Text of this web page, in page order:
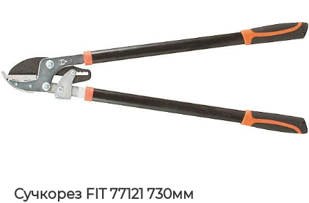
Сучкорез FIT 77121 730мм